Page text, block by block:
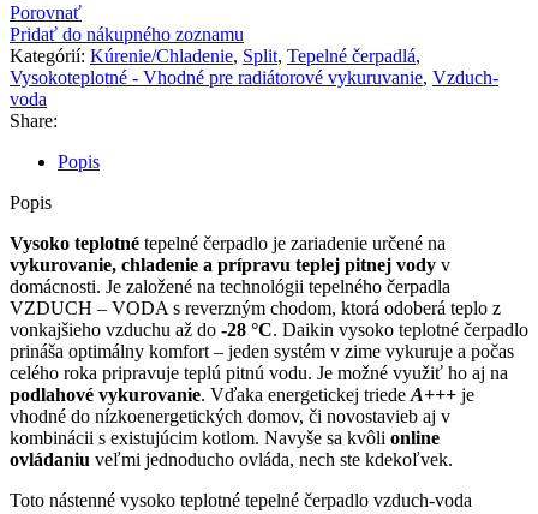
HT
W
14kW
set,
vykurovanie/chladenie,
hydro-
split
Porovnať
Pridať do nákupného zoznamu
Kategórií: Kúrenie/Chladenie, Split, Tepelné čerpadlá,
Vysokoteplotné - Vhodné pre radiátorové vykuruvanie, Vzduch-
voda
Share:
Popis
Popis
Vysoko teplotné tepelné čerpadlo je zariadenie určené na
vykurovanie, chladenie a prípravu teplej pitnej vody v
domácnosti. Je založené na technológii tepelného čerpadla
VZDUCH – VODA s reverzným chodom, ktorá odoberá teplo z
vonkajšieho vzduchu až do -28 °C. Daikin vysoko teplotné čerpadlo
prináša optimálny komfort – jeden systém v zime vykuruje a počas
celého roka pripravuje teplú pitnú vodu. Je možné využiť ho aj na
podlahové vykurovanie. Vďaka energetickej triede A+++ je
vhodné do nízkoenergetických domov, či novostavieb aj v
kombinácii s existujúcim kotlom. Navyše sa kvôli online
ovládaniu veľmi jednoducho ovláda, nech ste kdekoľvek.
Toto nástenné vysoko teplotné tepelné čerpadlo vzduch-voda